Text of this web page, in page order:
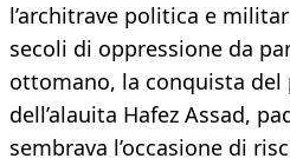
l’architrave politica e
secoli di oppressione da
ottomano, la conquista del
dell’alauita Hafez Assad,
sembrava l’occasione di